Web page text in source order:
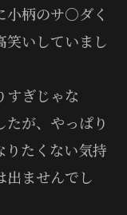
柄のサ〇ダく
笑いしていまし
すぎじゃな
が、やっぱり
りたくない気持
出ませんでし